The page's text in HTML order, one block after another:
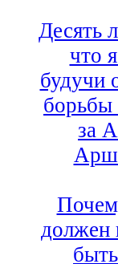
Десять
что
будучи
борьбы
за
должен